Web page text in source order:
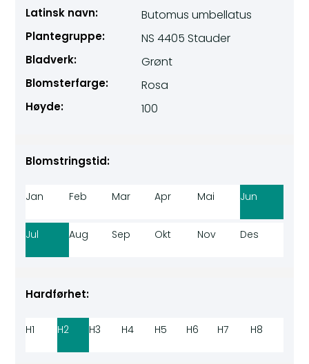
Latinsk navn: Butomus umbellatus
Plantegruppe: NS 4405 Stauder
Bladverk: Grønt
Blomsterfarge: Rosa
Høyde: 100
Blomstringstid:
Jan Feb Mar Apr Mai Jun
Jul Aug Sep Okt Nov Des
Hardførhet:
H1 H2 H3 H4 H5 H6 H7 H8